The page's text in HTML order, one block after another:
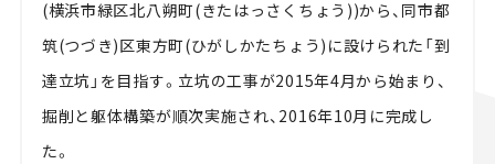
(横浜市緑区北八朔町(きたはっさくちょう))から、同市都
筑(つづき)区東方町(ひがしかたちょう)に設けられた「到
達立坑」を目指す。立坑の工事が2015年4月から始まり、
掘削と躯体構築が順次実施され、2016年10月に完成し
た。